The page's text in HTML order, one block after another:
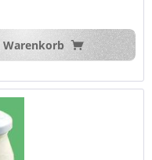
Warenkorb